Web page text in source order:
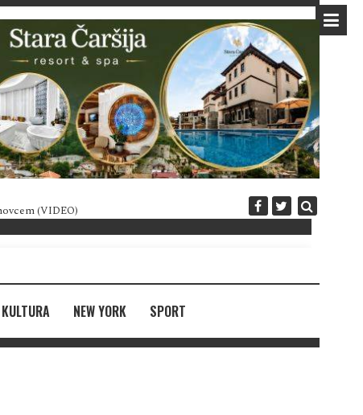
(VIDEO) Diplomatija po
KULTURA NEW YORK SPORT